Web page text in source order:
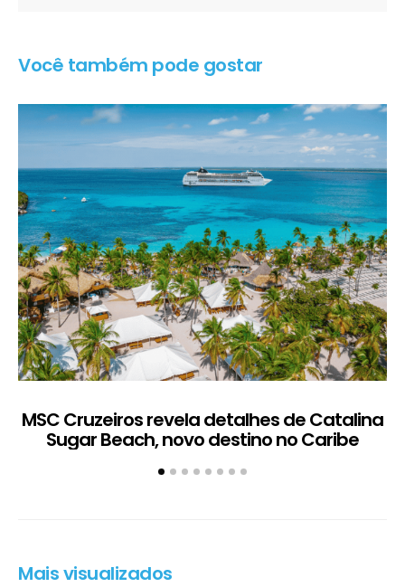
Você também pode gostar
MSC Cruzeiros revela detalhes de Catalina
Sugar Beach, novo destino no Caribe
Mais visualizados